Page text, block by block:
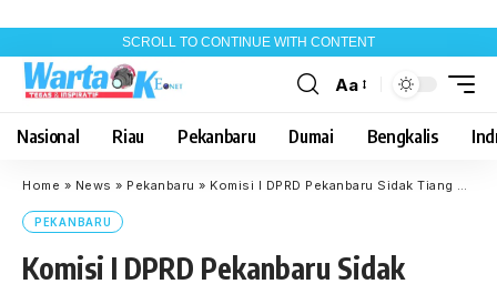
SCROLL TO CONTINUE WITH CONTENT
Font
Aa
Nasional Riau Pekanbaru Dumai Bengkalis
Home » News » Pekanbaru » Komisi I DPRD Pekanbaru Sidak Tiang Jaringan Optik Ilegal, APJATEL Disindir Tak Hormati Dewan
PEKANBARU
Komisi I DPRD Pekanbaru Sidak